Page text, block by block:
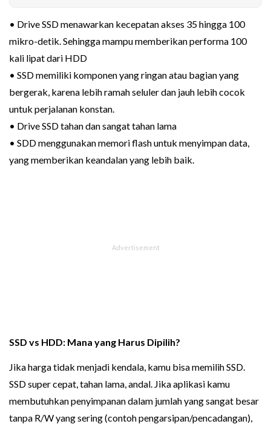
• Drive SSD menawarkan kecepatan akses 35 hingga 100
mikro-detik. Sehingga mampu memberikan performa 100
kali lipat dari HDD
• SSD memiliki komponen yang ringan atau bagian yang
bergerak, karena lebih ramah seluler dan jauh lebih cocok
untuk perjalanan konstan.
• Drive SSD tahan dan sangat tahan lama
• SDD menggunakan memori flash untuk menyimpan data,
yang memberikan keandalan yang lebih baik.
SSD vs HDD: Mana yang Harus Dipilih?
Jika harga tidak menjadi kendala, kamu bisa memilih SSD.
SSD super cepat, tahan lama, andal. Jika aplikasi kamu
membutuhkan penyimpanan dalam jumlah yang sangat besar
tanpa R/W yang sering (contoh pengarsipan/pencadangan),